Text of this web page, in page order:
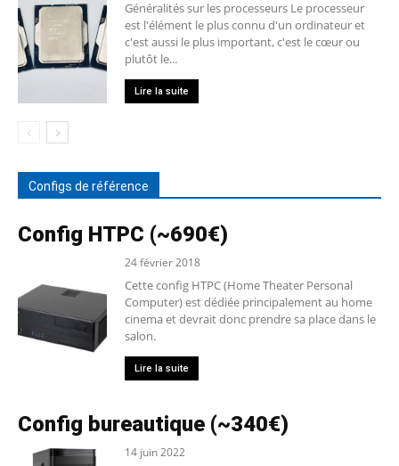
Généralités sur les processeurs Le processeur
est l'élément le plus connu d'un ordinateur et
c'est aussi le plus important, c'est le cœur ou
plutôt le...
Lire la suite
Configs de référence
Config HTPC (~690€)
24 février 2018
Cette config HTPC (Home Theater Personal
Computer) est dédiée principalement au home
cinema et devrait donc prendre sa place dans le
salon.
Lire la suite
Config bureautique (~340€)
14 juin 2022